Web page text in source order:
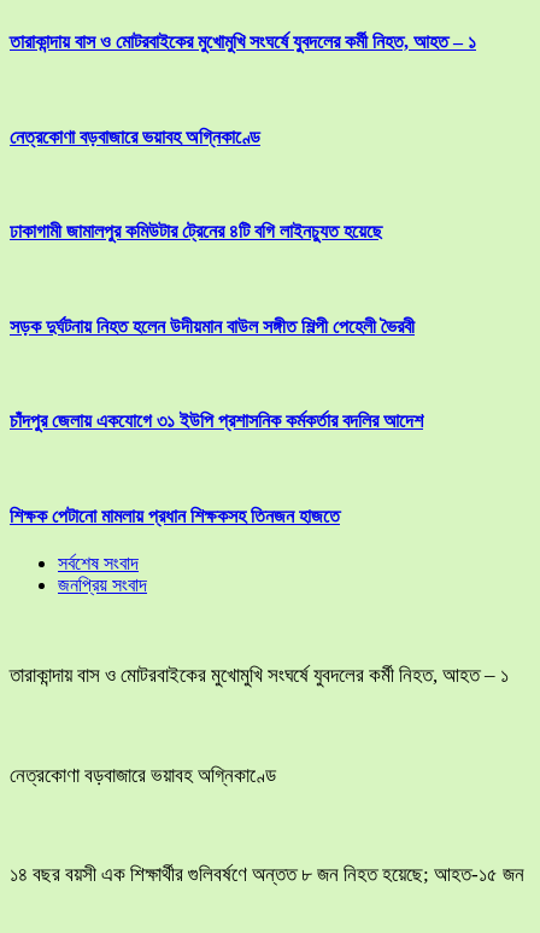
তারাকান্দায় বাস ও মোটরবাইকের মুখোমুখি সংঘর্ষে যুবদলের কর্মী নিহত, আহত – ১
নেত্রকোণা বড়বাজারে ভয়াবহ অগ্নিকাণ্ডে
ঢাকাগামী জামালপুর কমিউটার ট্রেনের ৪টি বগি লাইনচ্যুত হয়েছে
সড়ক দুর্ঘটনায় নিহত হলেন উদীয়মান বাউল সঙ্গীত শিল্পী পেহেলী ভৈরবী
চাঁদপুর জেলায় একযোগে ৩১ ইউপি প্রশাসনিক কর্মকর্তার বদলির আদেশ
শিক্ষক পেটানো মামলায় প্রধান শিক্ষকসহ তিনজন হাজতে
সর্বশেষ সংবাদ
জনপ্রিয় সংবাদ
তারাকান্দায় বাস ও মোটরবাইকের মুখোমুখি সংঘর্ষে যুবদলের কর্মী নিহত, আহত – ১
নেত্রকোণা বড়বাজারে ভয়াবহ অগ্নিকাণ্ডে
১৪ বছর বয়সী এক শিক্ষার্থীর গুলিবর্ষণে অন্তত ৮ জন নিহত হয়েছে; আহত-১৫ জন